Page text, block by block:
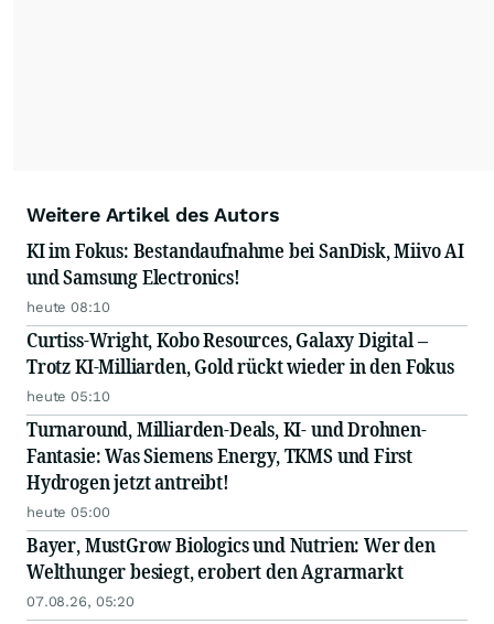
Weitere Artikel des Autors
KI im Fokus: Bestandaufnahme bei SanDisk, Miivo AI
und Samsung Electronics!
heute 08:10
Curtiss-Wright, Kobo Resources, Galaxy Digital –
Trotz KI-Milliarden, Gold rückt wieder in den Fokus
heute 05:10
Turnaround, Milliarden-Deals, KI- und Drohnen-
Fantasie: Was Siemens Energy, TKMS und First
Hydrogen jetzt antreibt!
heute 05:00
Bayer, MustGrow Biologics und Nutrien: Wer den
Welthunger besiegt, erobert den Agrarmarkt
07.08.26, 05:20